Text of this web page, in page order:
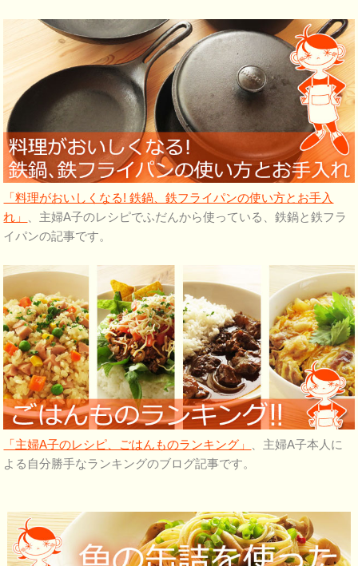
「料理がおいしくなる! 鉄鍋、鉄フライパンの使い方とお手入
れ」 、主婦A子のレシピでふだんから使っている、鉄鍋と鉄フラ
イパンの記事です。
「主婦A子のレシピ、ごはんものランキング」
、主婦A子本人に
よる自分勝手なランキングのブログ記事です。